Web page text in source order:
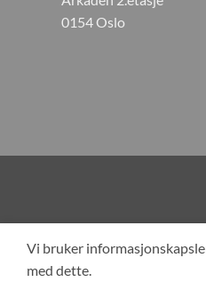
0154 Oslo
Vi bruker
med dette.